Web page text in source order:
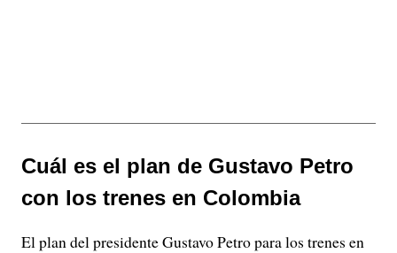
Cuál es el plan de Gustavo Petro
con los trenes en Colombia
El plan del presidente Gustavo Petro para los trenes en